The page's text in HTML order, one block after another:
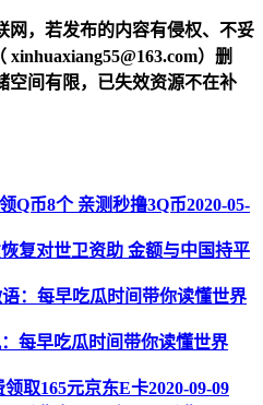
网，若发布的内容有侵权、不妥
xinhuaxiang55@163.com）删
空间有限，已失效资源不在补
Q币8个 亲测秒撸3Q币2020-05-
复对世卫资助 金额与中国持平
：每早吃瓜时间带你读懂世界
每早吃瓜时间带你读懂世界
取165元京东E卡2020-09-09